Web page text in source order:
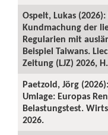
Ospelt, Lukas
Kundmachung der
Regularien mit
Beispiel Taiwans.
Zeitung (LJZ) 2026,
Paetzold, Jörg
Umlage: Europas
Belastungstest.
2026.